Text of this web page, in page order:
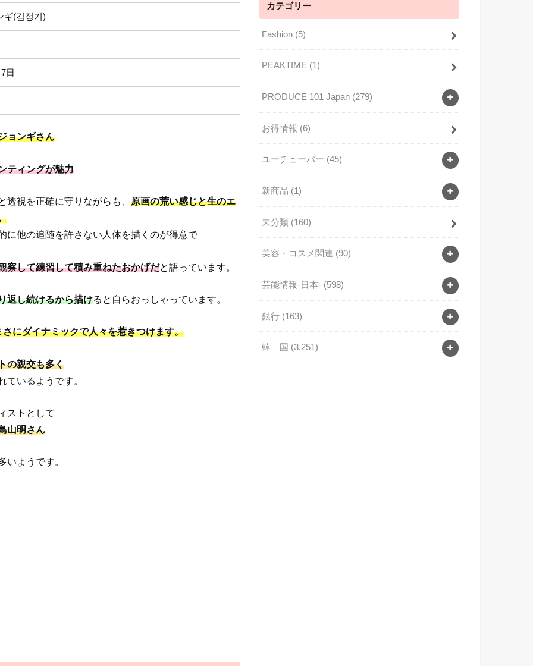
ギ(김정기)
日
ョンギさん
ティングが魅力
視を正確に守りながらも、 原画の荒い感じと生のエ
に他の追随を許さない人体を描くのが得意で
察して練習して積み重ねたおかげだと語っています。
返し続けるから描けると自らおっしゃっています。
さにダイナミックで人々を惹きつけます。
の親交も多く
ているようです。
ストとして
山明さん
いようです。
カテゴリー
Fashion (5)
PEAKTIME (1)
PRODUCE 101 Japan (279)
お得情報 (6)
ユーチューバー (45)
新商品 (1)
未分類 (160)
美容・コスメ関連 (90)
芸能情報-日本- (598)
銀行 (163)
韓 国 (3,251)